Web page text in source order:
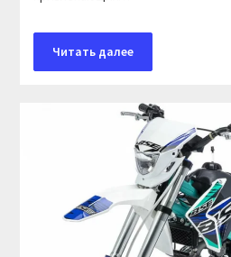
Читать далее